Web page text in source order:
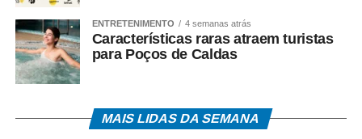
WhatsApp
Facebook
Twitter
Messenger
LinkedIn
Share
ENTRETENIMENTO 4 semanas atrás
Características raras atraem turistas
para Poços de Caldas
MAIS LIDAS DA SEMANA